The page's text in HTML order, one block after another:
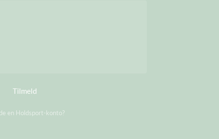
Tilmeld
en Holdsport-konto?